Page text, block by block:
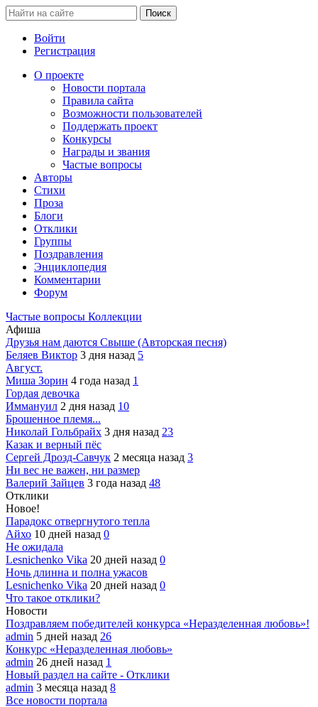
Войти
Регистрация
О проекте
Новости портала
Правила сайта
Возможности пользователей
Поддержать проект
Конкурсы
Награды и звания
Частые вопросы
Авторы
Стихи
Проза
Блоги
Отклики
Группы
Поздравления
Энциклопедия
Комментарии
Форум
Частые вопросы Коллекции
Афиша
Друзья нам даются Свыше (Авторская песня)
Беляев Виктор 3 дня назад 5
Август.
Миша Зорин 4 года назад 1
Гордая девочка
Иммануил 2 дня назад 10
Брошенное племя...
Николай Гольбрайх 3 дня назад 23
Казак и верный пёс
Сергей Дрозд-Савчук 2 месяца назад 3
Ни вес не важен, ни размер
Валерий Зайцев 3 года назад 48
Отклики
Новое!
Парадокс отвергнутого тепла
Айхо 10 дней назад 0
Не ожидала
Lesnichenko Vika 20 дней назад 0
Ночь длинна и полна ужасов
Lesnichenko Vika 20 дней назад 0
Что такое отклики?
Новости
Поздравляем победителей конкурса «Неразделенная любовь»!
admin 5 дней назад 26
Конкурс «Неразделенная любовь»
admin 26 дней назад 1
Новый раздел на сайте - Отклики
admin 3 месяца назад 8
Все новости портала